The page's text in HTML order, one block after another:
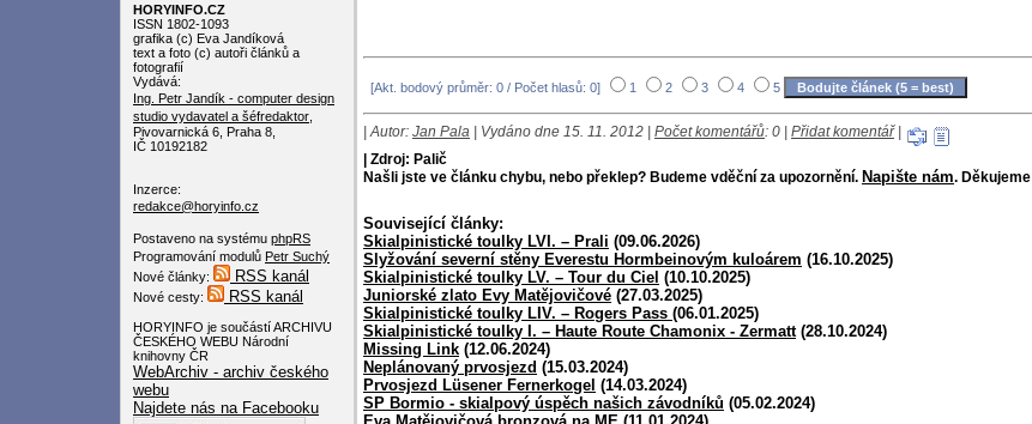
HORYINFO.CZ
ISSN 1802-1093
grafika (c) Eva Jandíková
text a foto (c) autoři článků a
fotografií
Vydává:
Ing. Petr Jandík - computer design
studio vydavatel a šéfredaktor
Pivovarnická 6, Praha 8,
IČ 10192182
Inzerce:
redakce@horyinfo.cz
Postaveno na systému phpRS
Programování modulů Petr Suchý
Nové články:
RSS kanál
Nové cesty: RSS kanál
HORYINFO je součástí ARCHIVU
ČESKÉHO WEBU Národní
knihovny ČR
WebArchiv - archiv českého
webu
Najdete nás na Facebooku
[Akt. bodový průměr: 0 / Počet hlasů: 0] 1 2 3 4 5
| Autor: Jan Pala | Vydáno dne 15. 11. 2012 | Počet komentářů: 0 | Přidat komentář|
| Zdroj: Palič
Našli jste ve článku chybu, nebo překlep? Budeme vděční za upozornění. Napište nám. Děkujeme
Související články:
Skialpinistické toulky LVI. – Prali (09.06.2026)
Slyžování severní stěny Everestu Hormbeinovým kuloárem (16.10.2025)
Skialpinistické toulky LV. – Tour du Ciel (10.10.2025)
Juniorské zlato Evy Matějovičové (27.03.2025)
Skialpinistické toulky LIV. – Rogers Pass (06.01.2025)
Skialpinistické toulky I. – Haute Route Chamonix - Zermatt(28.10.2024)
Missing Link (12.06.2024)
Neplánovaný prvosjezd (15.03.2024)
Prvosjezd Lüsener Fernerkogel (14.03.2024)
SP Bormio - skialpový úspěch našich závodníků (05.02.2024)